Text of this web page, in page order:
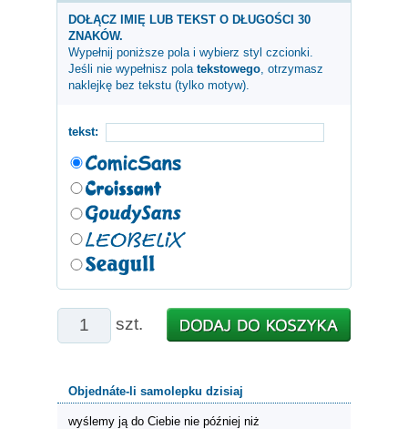
DOŁĄCZ IMIĘ LUB TEKST O DŁUGOŚCI 30
ZNAKÓW.
Wypełnij poniższe pola i wybierz styl czcionki.
Jeśli nie wypełnisz pola tekstowego , otrzymasz
naklejkę bez tekstu (tylko motyw).
tekst:
szt.
Objednáte-li samolepku dzisiaj
wyślemy ją do Ciebie nie później niż